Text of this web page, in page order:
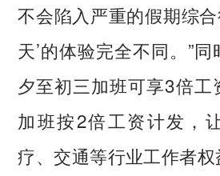
不会陷入严重的假期综
天’的体验完全不同。”
夕至初三加班可享3倍工
加班按2倍工资计发，
疗、交通等行业工作者